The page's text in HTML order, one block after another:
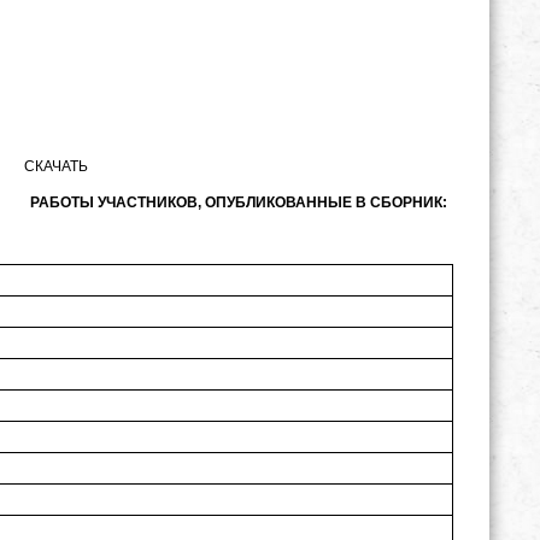
СКАЧАТЬ
РАБОТЫ УЧАСТНИКОВ, ОПУБЛИКОВАННЫЕ В СБОРНИК: